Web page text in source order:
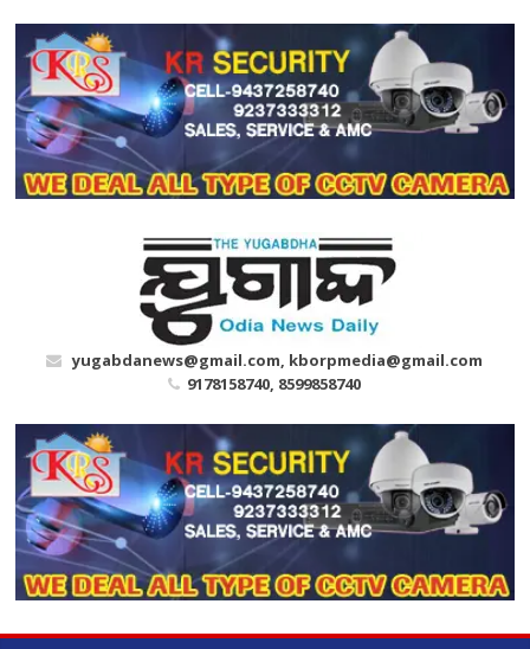
content
yugabdanews@gmail.com, kborpmedia@gmail.com
9178158740, 8599858740